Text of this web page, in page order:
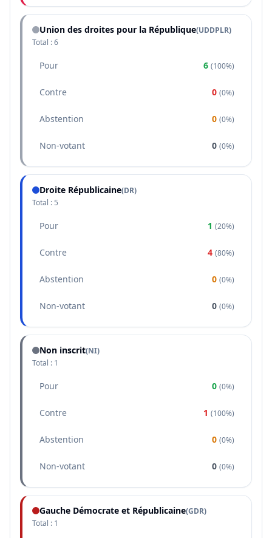
Union des droites pour la République(UDDPLR)
Total :6
Pour 6 (100%)
Contre 0 (0%)
Abstention 0 (0%)
Non-votant 0 (0%)
Droite Républicaine(DR)
Total : 5
Pour 1 (20%)
Contre 4 (80%)
Abstention 0 (0%)
Non-votant 0 (0%)
Non inscrit(NI)
Total : 1
Pour 0 (0%)
Contre 1 (100%)
Abstention 0 (0%)
Non-votant 0 (0%)
Gauche Démocrate et Républicaine(GDR)
Total : 1